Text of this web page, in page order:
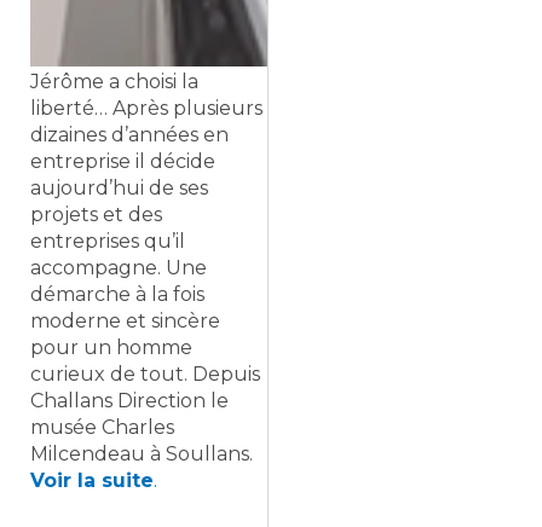
Jérôme a choisi la
liberté… Après plusieurs
dizaines d’années en
entreprise il décide
aujourd’hui de ses
projets et des
entreprises qu’il
accompagne. Une
démarche à la fois
moderne et sincère
pour un homme
curieux de tout. Depuis
Challans Direction le
musée Charles
Milcendeau à Soullans.
Voir la suite.